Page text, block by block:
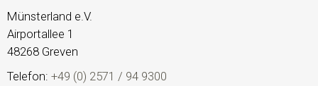
Münsterland e.V.
Airportallee 1
48268 Greven
Telefon: +49 (0) 2571 / 94 9300